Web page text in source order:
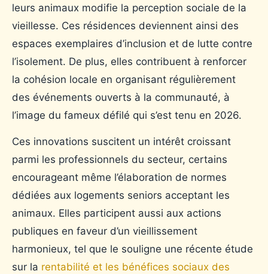
leurs animaux modifie la perception sociale de la
vieillesse. Ces résidences deviennent ainsi des
espaces exemplaires d’inclusion et de lutte contre
l’isolement. De plus, elles contribuent à renforcer
la cohésion locale en organisant régulièrement
des événements ouverts à la communauté, à
l’image du fameux défilé qui s’est tenu en 2026.
Ces innovations suscitent un intérêt croissant
parmi les professionnels du secteur, certains
encourageant même l’élaboration de normes
dédiées aux logements seniors acceptant les
animaux. Elles participent aussi aux actions
publiques en faveur d’un vieillissement
harmonieux, tel que le souligne une récente étude
sur la rentabilité et les bénéfices sociaux des